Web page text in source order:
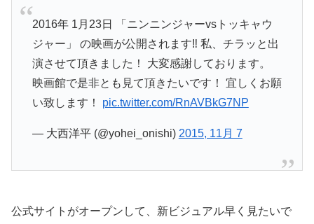
2016年 1月23日 「ニンニンジャーvsトッキャウ
ジャー」 の映画が公開されます‼︎ 私、チラッと出
演させて頂きました！ 大変感謝しております。
映画館で是非とも見て頂きたいです！ 宜しくお願
い致します！ pic.twitter.com/RnAVBkG7NP
— 大西洋平 (@yohei_onishi) 2015, 11月 7
公式サイトがオープンして、新ビジュアル早く見たいで